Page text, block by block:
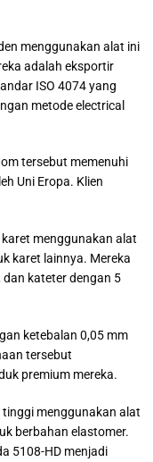
menggunakan alat ini
adalah eksportir
ISO 4074 yang
metode electrical
tersebut memenuhi
Uni Eropa. Klien
menggunakan alat
karet lainnya. Mereka
kateter dengan 5
ketebalan 0,05 mm
tersebut
premium mereka.
menggunakan alat
berbahan elastomer.
5108-HD menjadi